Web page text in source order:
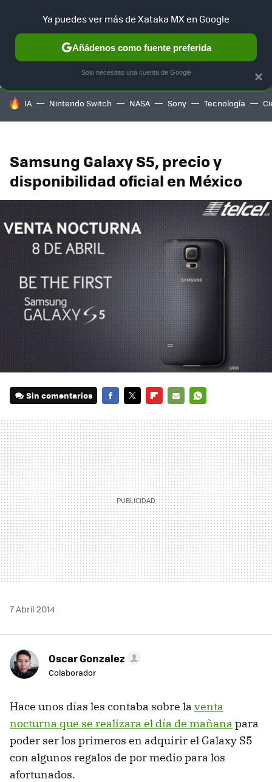
SELECCIÓN GAMING HOME AUTO TERRITORIO
HOY SE HABLA DE
IA Nintendo Switch NASA Sony Tecnología
Samsung Galaxy S5, precio y
disponibilidad oficial en México
Sin comentarios
MAIL
7 Abril 2014
Oscar Gonzalez
Colaborador
Hace unos días les contaba sobre la venta
nocturna que se realizara el día de mañana para
poder ser los primeros en adquirir el Galaxy S5
con algunos regalos de por medio para los
afortunados.
×
Ya puedes ver más de Xataka MX en Google
Añádenos como fuente preferida
Solo necesitas una cuenta de Google